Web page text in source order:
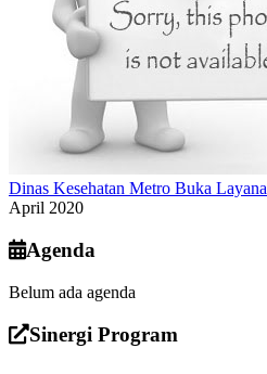
Dinas Kesehatan Metro Buka
April 2020
Agenda
Belum ada agenda
Sinergi Program